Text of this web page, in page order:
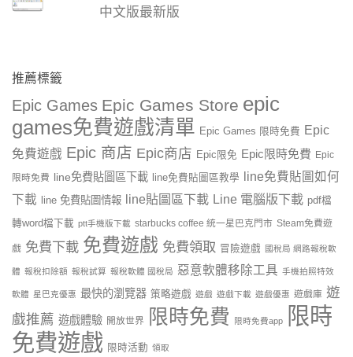
中文版最新版
推薦標籤
Epic Games Epic Games Store epic
games免費遊戲清單 Epic Games 限時免費 Epic
免費遊戲 Epic 商店 Epic商店 Epic限免 Epic限時免費 Epic
限時免費 line免費貼圖區下載 line免費貼圖區教學
line免費貼圖如何
下載
line 免費貼圖情報 line貼圖區下載 Line 電腦版下載 pdf檔
轉word檔下載 ptt手機版下載 starbucks coffee 統一星巴克門市 Steam免費遊
戲 免費下載 免費遊戲 免費領取 冒險遊戲 國稅局 網路報稅軟
體 報稅扣除額 報稅試算 報稅軟體 國稅局 惡意軟體移除工具 手機拍照特效
軟體 星巴克優惠 最快的瀏覽器 策略遊戲 遊戲 遊戲下載 遊戲優惠 遊戲庫 遊
戲推薦 遊戲體驗 開放世界 限時免費 限時免費app
限時
免費遊戲 限時活動 領取